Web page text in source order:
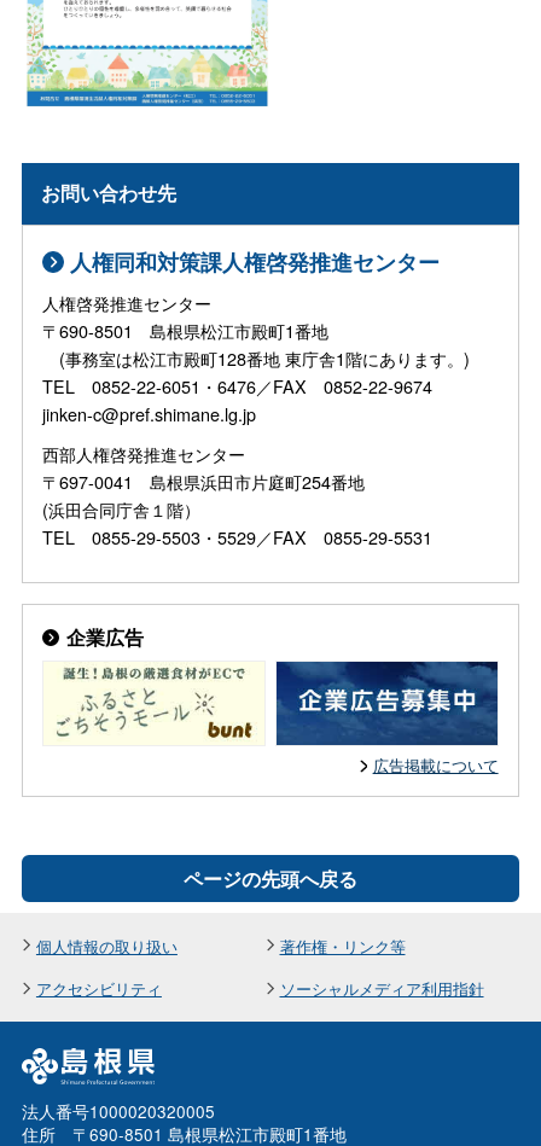
お問い合わせ先
人権同和対策課人権啓発推進センター
人権啓発推進センター
〒690-8501 島根県松江市殿町1番地
(事務室は松江市殿町128番地 東庁舎1階にあります。)
TEL 0852-22-6051・6476／FAX 0852-22-9674
jinken-c@pref.shimane.lg.jp
西部人権啓発推進センター
〒697-0041 島根県浜田市片庭町254番地
(浜田合同庁舎１階）
TEL 0855-29-5503・5529／FAX 0855-29-5531
企業広告
広告掲載について
ページの先頭へ戻る
個人情報の取り扱い
著作権・リンク等
アクセシビリティ
ソーシャルメディア利用指針
法人番号1000020320005
住所 〒690-8501 島根県松江市殿町1番地